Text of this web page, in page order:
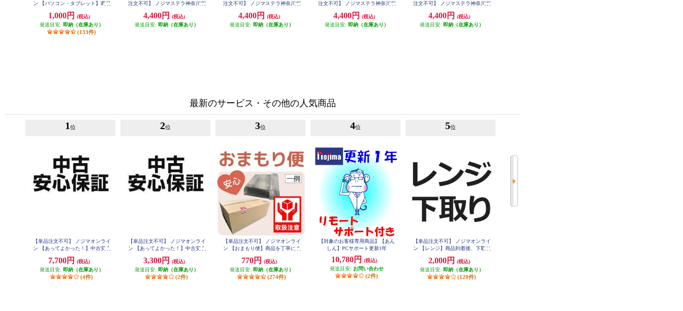
ン 【パソコン・タブレット】商品
配送業者へ引き渡すだけ。最大999
9PT進呈。 SHITADORI
1,000円
(税込)
発送目安: 即納（在庫あり）
(133件)
注文不可】 ノジマステラ神奈川相
hirtsNO-31
4,400円
(税込)
発送目安: 即納（在庫あり）
注文不可】 ノジマステラ神奈川相
hirtsNO-33
4,400円
(税込)
発送目安: 即納（在庫あり）
注文不可】 ノジマステラ神奈川相
hirtsNO-29
4,400円
(税込)
発送目安: 即納（在庫あり）
注文不可】 ノジマステラ神奈川相
hirtsNO-26
4,400円
(税込)
発送目安: 即納（在庫あり）
最新のサービス・その他の人気商品
1 位
【単品注文不可】 ノジマオンライ
ン 【あってよかった！】中古安心
7,700円
(税込)
発送目安: 即納（在庫あり）
(4件)
2位
【単品注文不可】 ノジマオンライ
ン 【あってよかった！】中古安心
3,300円
(税込)
発送目安: 即納（在庫あり）
(2件)
3位
【単品注文不可】 ノジマオンライ
ン 【おまもり便】商品を丁寧にま
ス（小物用） OMAMORI-KOMON
O
770円
(税込)
発送目安: 即納（在庫あり）
(274件)
4位
【対象のお客様専用商品】【あん
しん】PCサポート更新1年
10,780円
(税込)
発送目安: お問い合わせ
(2件)
5位
【単品注文不可】 ノジマオンライ
ン 【レンジ】商品到着後、下取り
渡すだけ SHITADORI-K
2,000円
(税込)
発送目安: 即納（在庫あり）
(120件)